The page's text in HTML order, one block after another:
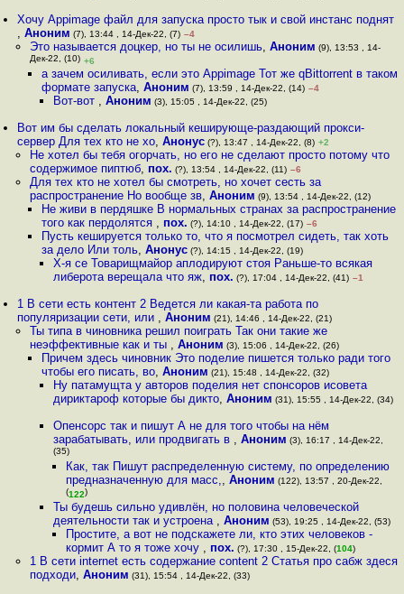
Хочу Appimage файл для запуска просто тык и свой инстанс поднят
,Аноним (7), 13:44 , 14-Дек-22, (7) –4
Это называется доцкер, но ты не осилишь, Аноним (9), 13:53 , 14-
Дек-22, (10) +6
а зачем осиливать, если это Appimage Тот же qBittorrent в таком
формате запуска, Аноним (7), 13:59 , 14-Дек-22, (14) –4
Вот-вот ,Аноним (3), 15:05 , 14-Дек-22, (25)
Вот им бы сделать локальный кеширующе-раздающий прокси-
сервер Для тех кто не хо,Анонус (?), 13:47 , 14-Дек-22, (8) +2
Не хотел бы тебя огорчать, но его не сделают просто потому что
содержимое пиптюб, пох. (?), 13:54 , 14-Дек-22, (11) –6
Для тех кто не хотел бы смотреть, но хочет сесть за
распространение Но вообще зв, Аноним (9), 13:54 , 14-Дек-22, (12)
Не живи в пердяшке В нормальных странах за распространение
того как пердолятся , пох. (?), 14:10 , 14-Дек-22, (17) –6
Пусть кешируется только то, что я посмотрел сидеть, так хоть
за дело Или толь, Анонус(?), 14:15 , 14-Дек-22, (19)
Х-я се Товарищмайор аплодируют стоя Раньше-то всякая
либерота верещала что яж, пох. (?), 17:04 , 14-Дек-22, (41) –1
1 В сети есть контент 2 Ведется ли какая-та работа по
популяризации сети, или ,Аноним (21), 14:46 , 14-Дек-22, (21)
Ты типа в чиновника решил поиграть Так они такие же
неэффективные как и ты , Аноним (3), 15:06 , 14-Дек-22, (26)
Причем здесь чиновник Это поделие пишется только ради того
чтобы его писать, во, Аноним (21), 15:48 , 14-Дек-22, (32)
Ну патамущта у авторов поделия нет спонсоров исовета
дириктароф которые бы дикто,Аноним (31), 15:55 , 14-Дек-22, (34)
Опенсорс так и пишут А не для того чтобы на нём
зарабатывать, или продвигать в ,Аноним (3), 16:17 , 14-Дек-22,
(35)
Как, так Пишут распределенную систему, по определению
предназначенную для масс,, Аноним (122), 13:57 , 20-Дек-22,
(122)
Ты будешь сильно удивлён, но половина человеческой
деятельности так и устроена ,Аноним (53), 19:25 , 14-Дек-22, (53)
Простите, а вот не подскажете ли, кто этих человеков -
кормит А то я тоже хочу , пох. (?), 17:30 , 15-Дек-22, (104)
1 В сети internet есть содержание content 2 Статья про сабж здеся
подходи, Аноним (31), 15:54 , 14-Дек-22, (33)